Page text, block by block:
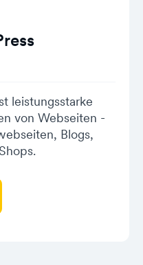
leistungsstarke
von Webseiten -
Blogs,